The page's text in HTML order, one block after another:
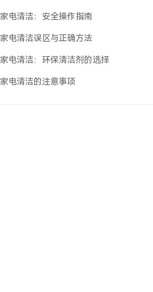
家电清洁：安全操作指南
家电清洁误区与正确方法
家电清洁：环保清洁剂的选择
家电清洁的注意事项